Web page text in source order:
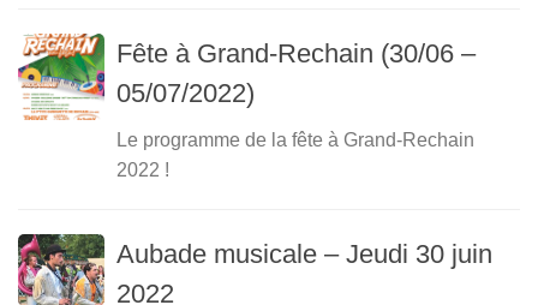
Fête à Grand-Rechain (30/06 –
05/07/2022)
Le programme de la fête à Grand-Rechain
2022 !
Aubade musicale – Jeudi 30 juin
2022